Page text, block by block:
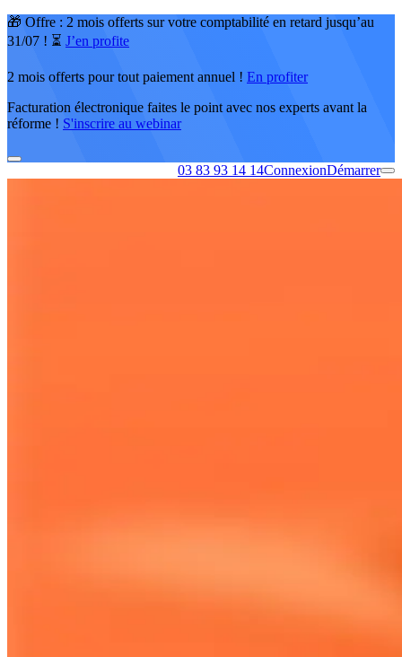
🎁 Offre : 2 mois offerts sur votre comptabilité en retard jusqu’au
31/07 ! ⏳ J’en profite
2 mois offerts pour tout paiement annuel ! En profiter
Facturation électronique faites le point avec nos experts avant la
réforme ! S'inscrire au webinar
03 83 93 14 14ConnexionDémarrer